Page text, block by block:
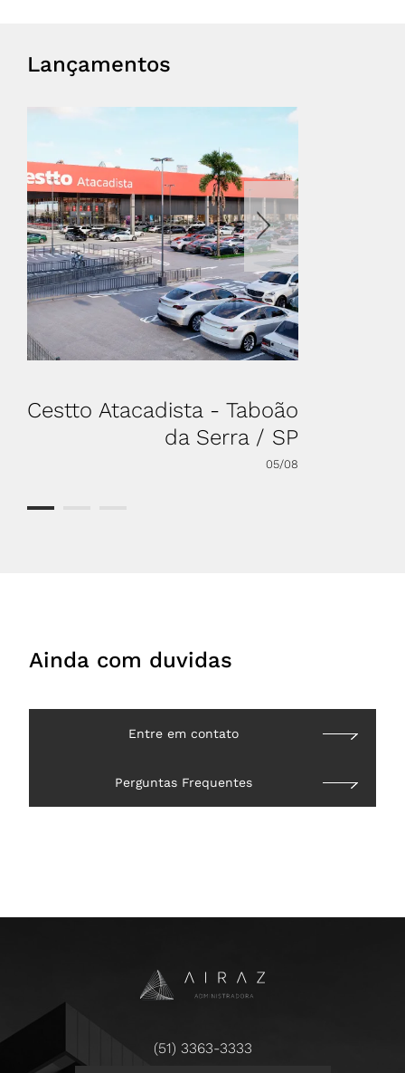
Lançamentos
Cestto Atacadista - Taboão
da Serra / SP
05/08
Ainda com duvidas
Entre em contato
Perguntas Frequentes
(51) 3363-3333